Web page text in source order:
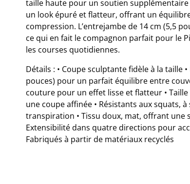
taille haute pour un soutien
un look épuré et flatteur, offrant un
compression. L’entrejambe de 14 cm (5,5
ce qui en fait le compagnon parfait pour le
les courses quotidiennes.
Détails : • Coupe sculptante fidèle à la taille
pouces) pour un parfait équilibre entre
couture pour un effet lisse et flatteur •
une coupe affinée • Résistants aux squats,
transpiration • Tissu doux, mat, offrant une
Extensibilité dans quatre directions pour
Fabriqués à partir de matériaux recyclés